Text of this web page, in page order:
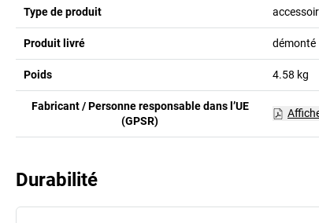
Type de produit
Produit livré démonté
Poids 4.58 kg
Fabricant / Personne responsable dans l’UE
(GPSR)
Durabilité